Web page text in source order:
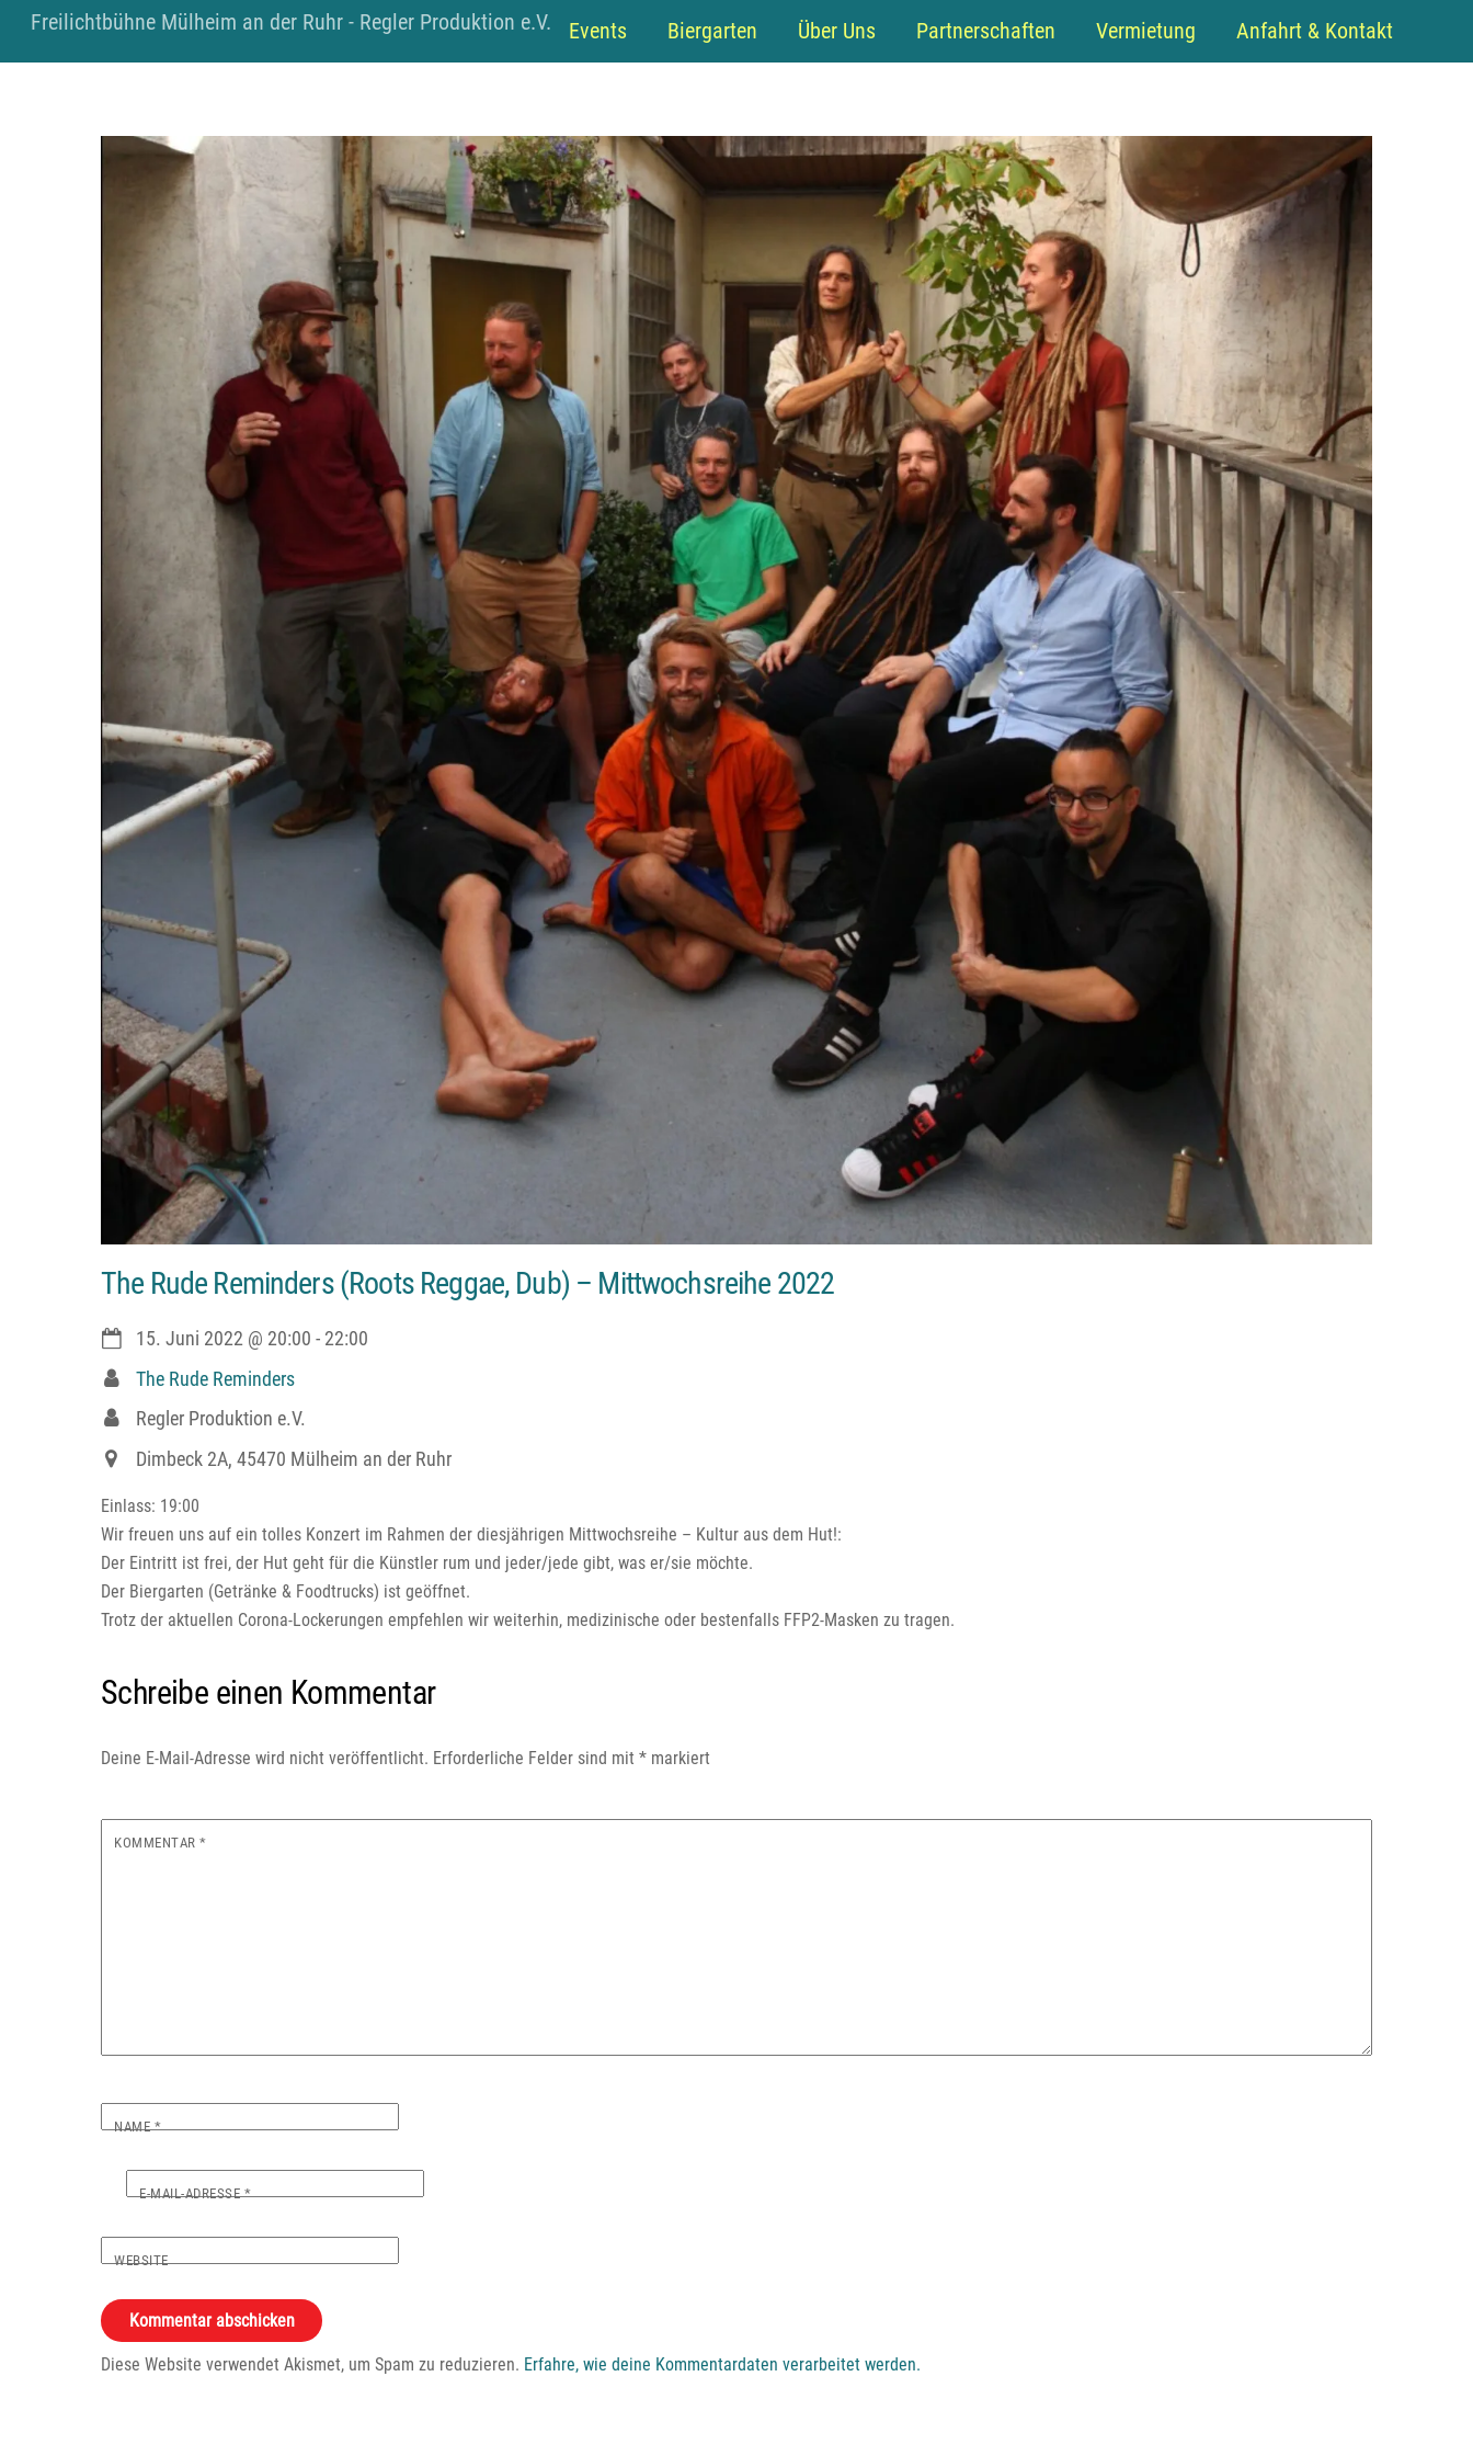
content
Freilichtbühne Mülheim an der Ruhr - Regler Produktion e.V. Events Biergarten Über Uns Partnerschaften Vermietung Anfahrt & Kontakt
The Rude Reminders (Roots Reggae, Dub) – Mittwochsreihe 2022
15. Juni 2022 @ 20:00 - 22:00
The Rude Reminders
Regler Produktion e.V.
Dimbeck 2A, 45470 Mülheim an der Ruhr
Einlass: 19:00
Wir freuen uns auf ein tolles Konzert im Rahmen der diesjährigen Mittwochsreihe – Kultur aus dem Hut!:
Der Eintritt ist frei, der Hut geht für die Künstler rum und jeder/jede gibt, was er/sie möchte.
Der Biergarten (Getränke & Foodtrucks) ist geöffnet.
Trotz der aktuellen Corona-Lockerungen empfehlen wir weiterhin, medizinische oder bestenfalls FFP2-Masken zu tragen.
Schreibe einen Kommentar
Deine E-Mail-Adresse wird nicht veröffentlicht. Erforderliche Felder sind mit * markiert
KOMMENTAR*
NAME*
E-MAIL-ADRESSE*
WEBSITE
Diese Website verwendet Akismet, um Spam zu reduzieren. Erfahre, wie deine Kommentardaten verarbeitet werden.